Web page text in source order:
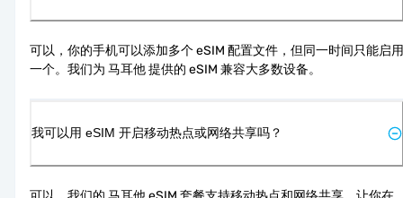
可以，你的手机可以添加多个 eSIM 配置文件，但同一时间只能启用
一个。我们为 马耳他 提供的 eSIM 兼容大多数设备。
我可以用 eSIM 开启移动热点或网络共享吗？